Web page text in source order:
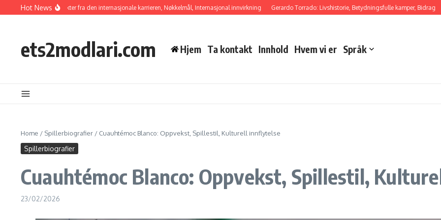
Skip to content
Hot News
Høydepunkter fra den internasjonale karrieren, Nøkkelmål, Internasjonal innvirkning Gerardo Torrado: Livshistorie, Betydningsfulle kamper, Bidrag
ets2modlari.com Hjem Ta kontakt Innhold Hvem vi er Språk
Home / Spillerbiografier / Cuauhtémoc Blanco: Oppvekst, Spillestil, Kulturell innflytelse
Spillerbiografier
Cuauhtémoc Blanco: Oppvekst, Spillestil,
23/02/2026